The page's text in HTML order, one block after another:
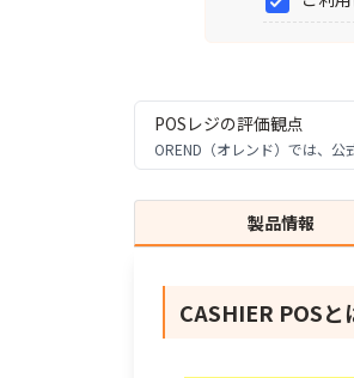
POSレジの評価観点
OREND（オレンド）では、公
製品情報
CASHIER POSと